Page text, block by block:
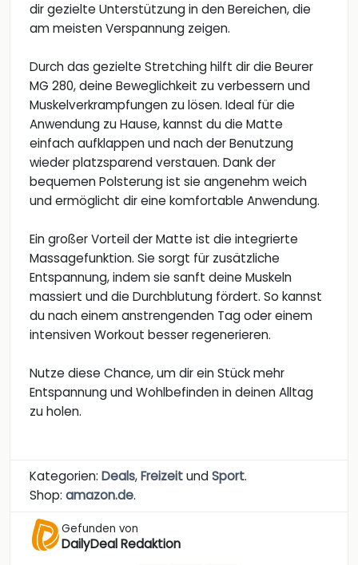
dir gezielte Unterstützung in den Bereichen, die
am meisten Verspannung zeigen.
Durch das gezielte Stretching hilft dir die Beurer
MG 280, deine Beweglichkeit zu verbessern und
Muskelverkrampfungen zu lösen. Ideal für die
Anwendung zu Hause, kannst du die Matte
einfach aufklappen und nach der Benutzung
wieder platzsparend verstauen. Dank der
bequemen Polsterung ist sie angenehm weich
und ermöglicht dir eine komfortable Anwendung.
Ein großer Vorteil der Matte ist die integrierte
Massagefunktion. Sie sorgt für zusätzliche
Entspannung, indem sie sanft deine Muskeln
massiert und die Durchblutung fördert. So kannst
du nach einem anstrengenden Tag oder einem
intensiven Workout besser regenerieren.
Nutze diese Chance, um dir ein Stück mehr
Entspannung und Wohlbefinden in deinen Alltag
zu holen.
Kategorien: Deals,FreizeitundSport.
Shop: amazon.de.
Gefunden von
DailyDeal Redaktion